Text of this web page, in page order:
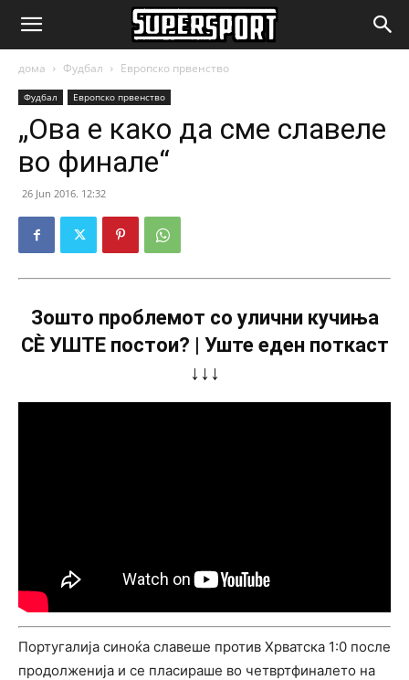
SuperSport.mk
дома Фудбал Европско првенство
Фудбал Европско првенство
„Ова е како да сме славеле
во финале“
26 Jun 2016. 12:32
Зошто проблемот со улични кучиња
СÈ УШТЕ постои? | Уште еден поткаст
↓↓↓
Португалија синоќа славеше против Хрватска 1:0 после
продолженија и се пласираше во четвртфиналето на